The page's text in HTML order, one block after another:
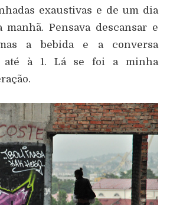
exaustivas e de um dia
Pensava descansar e
a bebida e a conversa
até à 1. Lá se foi a minha